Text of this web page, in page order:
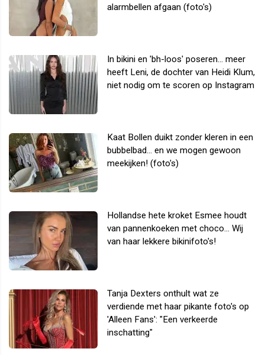
alarmbellen afgaan (foto's)
In bikini en 'bh-loos' poseren... meer
heeft Leni, de dochter van Heidi Klum,
niet nodig om te scoren op Instagram
Kaat Bollen duikt zonder kleren in een
bubbelbad... en we mogen gewoon
meekijken! (foto's)
Hollandse hete kroket Esmee houdt
van pannenkoeken met choco... Wij
van haar lekkere bikinifoto's!
Tanja Dexters onthult wat ze
verdiende met haar pikante foto's op
'Alleen Fans': "Een verkeerde
inschatting"